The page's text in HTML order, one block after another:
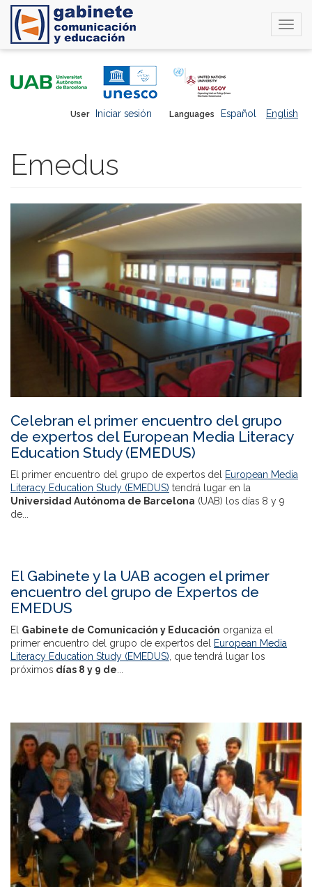
Languages Español English
User Iniciar sesión
Emedus
Celebran el primer encuentro del grupo
de expertos del European Media Literacy
Education Study (EMEDUS)
El primer encuentro del grupo de expertos del European Media
Literacy Education Study (EMEDUS) tendrá lugar en la
Universidad Autónoma de Barcelona (UAB) los días 8 y 9
de...
El Gabinete y la UAB acogen el primer
encuentro del grupo de Expertos de
EMEDUS
El Gabinete de Comunicación y Educación organiza el
primer encuentro del grupo de expertos del European Media
Literacy Education Study (EMEDUS), que tendrá lugar los
próximos días 8 y 9 de...